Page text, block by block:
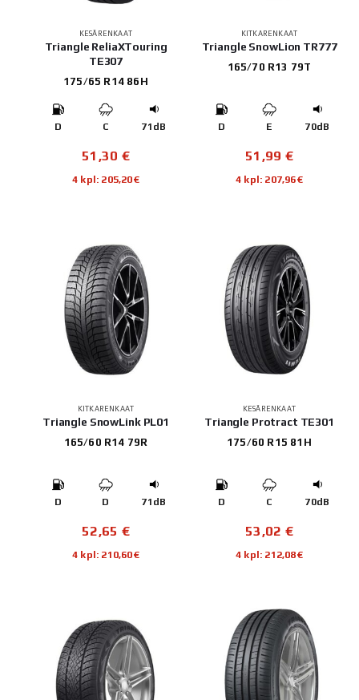
KESÄRENKAAT
Triangle ReliaXTouring
TE307
175/65 R14 86H
D C 71dB
51,30 €
4 kpl: 205,20€
KITKARENKAAT
Triangle SnowLion TR777
165/70 R13 79T
D E 70dB
51,99 €
4 kpl: 207,96€
KITKARENKAAT
Triangle SnowLink PL01
165/60 R14 79R
D D 71dB
52,65 €
4 kpl: 210,60€
KESÄRENKAAT
Triangle Protract TE301
175/60 R15 81H
D C 70dB
53,02 €
4 kpl: 212,08€